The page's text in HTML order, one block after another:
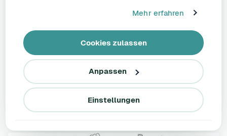
Mehr erfahren
Cookies zulassen
Anpassen
Einstellungen
Wie können Führungskräfte Anzeichen
für Burnout bei Mitarbeitern frühzeitig
erkennen?
✅ Burnout frühzeitig erkennen ✅ Effektive
Stressbewältigung ✅ Mitarbeiter Wohlbefinden
Lesen Sie den vollständigen Artikel